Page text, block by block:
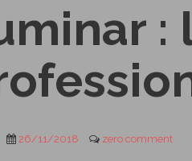
:
26/11/2018 zero comment